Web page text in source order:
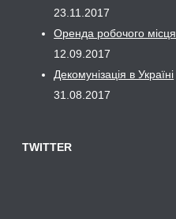
23.11.2017
Оренда робочого місця
12.09.2017
Декомунізація в Україні
31.08.2017
TWITTER